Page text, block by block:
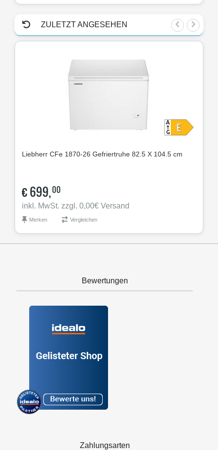
ZULETZT ANGESEHEN
Liebherr CFe 1870-26 Gefriertruhe 82.5 X 104.5 cm
€699,00
inkl. MwSt. zzgl. 0,00€ Versand
Merken Vergleichen
Bewertungen
Zahlungsarten